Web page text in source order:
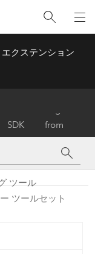
エクステンション
SDK
from
ArcMap
ツール
ツールセット